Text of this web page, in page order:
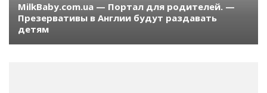
MilkBaby.com.ua — Портал для родителей. —
Презервативы в Англии будут раздавать
детям